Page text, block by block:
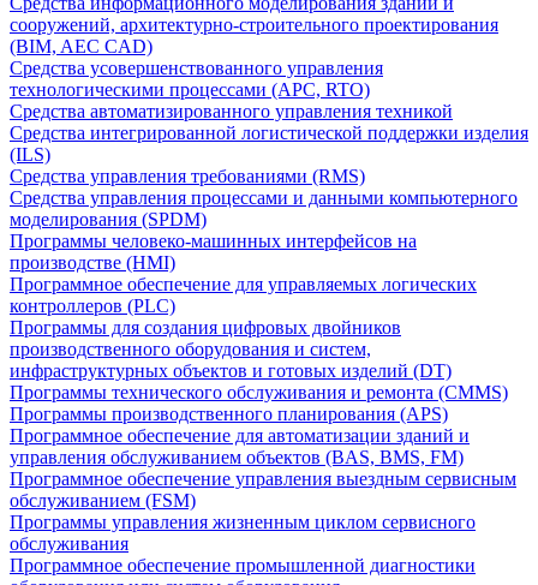
сооружений, архитектурно-строительного проектирования
(BIM, AEC CAD)
Средства усовершенствованного управления
технологическими процессами (APC, RTO)
Средства автоматизированного управления техникой
Средства интегрированной логистической поддержки изделия
(ILS)
Средства управления требованиями (RMS)
Средства управления процессами и данными компьютерного
моделирования (SPDM)
Программы человеко-машинных интерфейсов на
производстве (HMI)
Программное обеспечение для управляемых логических
контроллеров (PLC)
Программы для создания цифровых двойников
производственного оборудования и систем,
инфраструктурных объектов и готовых изделий (DT)
Программы технического обслуживания и ремонта (CMMS)
Программы производственного планирования (APS)
Программное обеспечение для автоматизации зданий и
управления обслуживанием объектов (BAS, BMS, FM)
Программное обеспечение управления выездным сервисным
обслуживанием (FSM)
Программы управления жизненным циклом сервисного
обслуживания
Программное обеспечение промышленной диагностики